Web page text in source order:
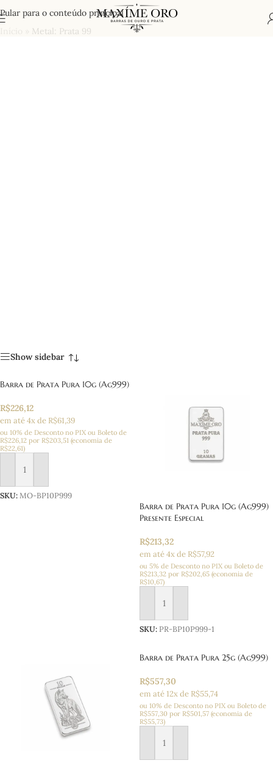
Pular para o conteúdo principal
Metal: Prata 99
Show sidebar
Barra de Prata Pura 10g (Ag999)
R$226,12
em até 4x de R$61,39
ou 10% de Desconto no PIX ou Boleto de
R$226,12 por R$203,51 (economia de
R$22,61)
Adicionar ao carrinho
SKU:MO-BP10P999
Barra de Prata Pura 10g (Ag999)
Presente Especial
R$213,32
em até 4x de R$57,92
ou 5% de Desconto no PIX ou Boleto de
R$213,32 por R$202,65 (economia de
R$10,67)
Adicionar ao carrinho
SKU: PR-BP10P999-1
Barra de Prata Pura 25g (Ag999)
R$557,30
em até 12x de R$55,74
ou 10% de Desconto no PIX ou Boleto de
R$557,30 por R$501,57 (economia de
R$55,73)
Adicionar ao carrinho